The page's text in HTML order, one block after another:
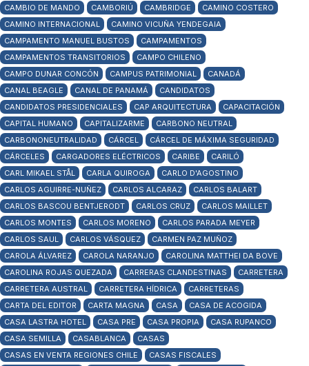
CAMBIO DE MANDO
CAMBORIÚ CAMBRIDGE
CAMINO COSTERO
CAMINO INTERNACIONAL
CAMINO VICUÑA YENDEGAIA
CAMPAMENTO MANUEL BUSTOS
CAMPAMENTOS
CAMPAMENTOS TRANSITORIOS
CAMPO CHILENO
CAMPO DUNAR CONCÓN
CAMPUS PATRIMONIAL
CANADÁ
CANAL BEAGLE
CANAL DE PANAMÁ
CANDIDATOS
CANDIDATOS PRESIDENCIALES
CAP ARQUITECTURA
CAPACITACIÓN
CAPITAL HUMANO
CAPITALIZARME
CARBONO NEUTRAL
CARBONONEUTRALIDAD
CÁRCEL
CÁRCEL DE MÁXIMA SEGURIDAD
CÁRCELES
CARGADORES ELÉCTRICOS CARIBE
CARILÓ
CARL MIKAEL STÅL
CARLA QUIROGA
CARLO D'AGOSTINO
CARLOS AGUIRRE-NUÑEZ
CARLOS ALCARAZ
CARLOS BALART
CARLOS BASCOU BENTJERODT
CARLOS CRUZ
CARLOS MAILLET
CARLOS MONTES
CARLOS MORENO
CARLOS PARADA MEYER
CARLOS SAUL
CARLOS VÁSQUEZ
CARMEN PAZ MUÑOZ
CAROLA ÁLVAREZ
CAROLA NARANJO
CAROLINA MATTHEI DA BOVE
CAROLINA ROJAS QUEZADA
CARRERAS CLANDESTINAS
CARRETERA
CARRETERA AUSTRAL
CARRETERA HÍDRICA
CARRETERAS
CARTA DEL EDITOR
CARTA MAGNA CASA
CASA DE ACOGIDA
CASA LASTRA HOTEL
CASA PRE CASA PROPIA
CASA RUPANCO
CASA SEMILLA
CASABLANCA
CASAS
CASAS EN VENTA REGIONES CHILE
CASAS FISCALES